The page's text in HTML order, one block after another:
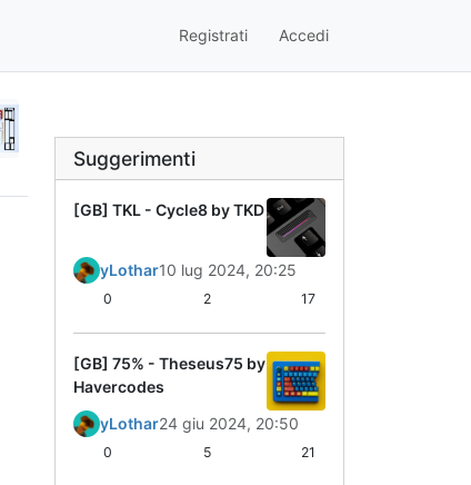
Registrati Accedi
Suggerimenti
[GB] TKL - Cycle8 by TKD
yLothar10 lug 2024, 20:25
0 2 17
[GB] 75% - Theseus75 by
Havercodes
yLothar24 giu 2024, 20:50
0 5 21